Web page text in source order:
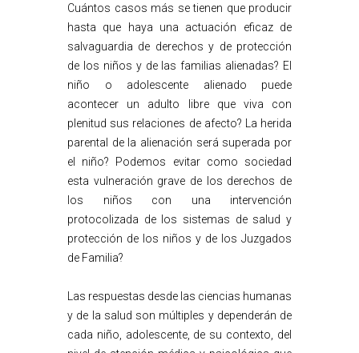
Cuántos casos más se tienen que producir
hasta que haya una actuación eficaz de
salvaguardia de derechos y de protección
de los niños y de las familias alienadas? El
niño o adolescente alienado puede
acontecer un adulto libre que viva con
plenitud sus relaciones de afecto? La herida
parental de la alienación será superada por
el niño? Podemos evitar como sociedad
esta vulneración grave de los derechos de
los niños con una intervención
protocolizada de los sistemas de salud y
protección de los niños y de los Juzgados
de Familia?
Las respuestas desde las ciencias humanas
y de la salud son múltiples y dependerán de
cada niño, adolescente, de su contexto, del